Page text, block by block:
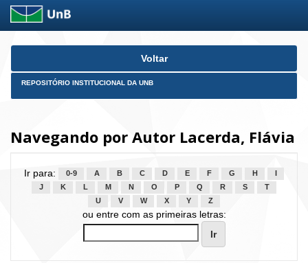
Skip
Voltar
REPOSITÓRIO INSTITUCIONAL DA UNB
Navegando por Autor Lacerda, Flávia
Ir para: 0-9 A B C D E F G H
J
K L M N O P Q R S
T
U
V W X Y Z
ou entre com as primeiras letras: